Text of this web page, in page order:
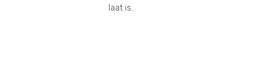
laat is.